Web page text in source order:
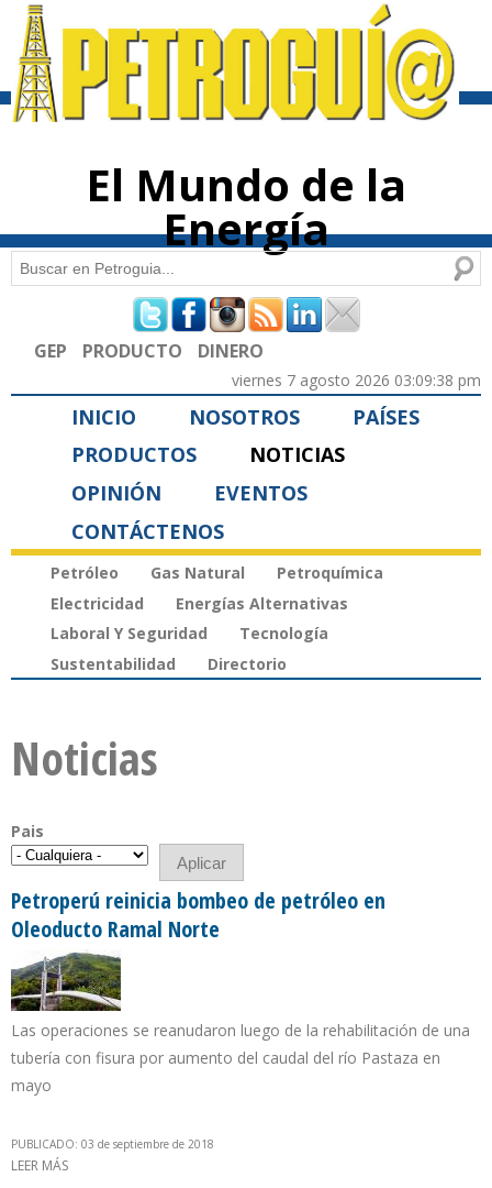
contenido
El Mundo de la
Energía
Formulario de búsqueda
Buscar
GEP PRODUCTO DINERO
viernes 7 agosto 2026 03:09:38 pm
INICIO NOSOTROS
PAÍSES
PRODUCTOS
NOTICIAS
OPINIÓN
EVENTOS
CONTÁCTENOS
Petróleo Gas Natural
Petroquímica
Electricidad
Energías Alternativas
Laboral Y Seguridad
Tecnología
Sustentabilidad
Directorio
Noticias
Pais
Petroperú reinicia bombeo de petróleo en
Oleoducto Ramal Norte
Las operaciones se reanudaron luego de la rehabilitación de una
tubería con fisura por aumento del caudal del río Pastaza en
mayo
PUBLICADO: 03 de septiembre de 2018
LEER MÁS